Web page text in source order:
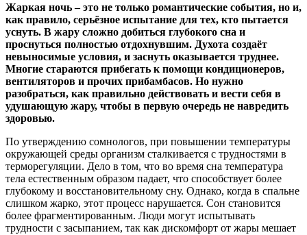
Жаркая ночь – это не только романтические события, но и,
как правило, серьёзное испытание для тех, кто пытается
уснуть. В жару сложно добиться глубокого сна и
проснуться полностью отдохнувшим. Духота создаёт
невыносимые условия, и заснуть оказывается труднее.
Многие стараются прибегать к помощи кондиционеров,
вентиляторов и прочих прибамбасов. Но нужно
разобраться, как правильно действовать и вести себя в
удушающую жару, чтобы в первую очередь не навредить
здоровью.
По утверждению сомнологов, при повышении температуры
окружающей среды организм сталкивается с трудностями в
терморегуляции. Дело в том, что во время сна температура
тела естественным образом падает, что способствует более
глубокому и восстановительному сну. Однако, когда в спальне
слишком жарко, этот процесс нарушается. Сон становится
более фрагментированным. Люди могут испытывать
трудности с засыпанием, так как дискомфорт от жары мешает